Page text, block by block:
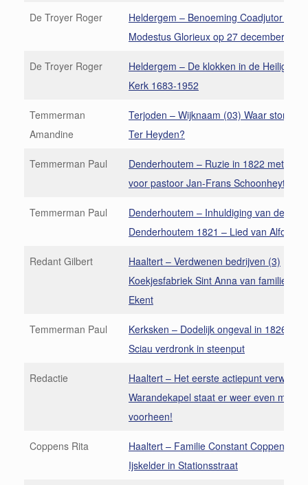
De Troyer Roger
Heldergem – Benoeming Coadjutor
Modestus Glorieux op 27 december
De Troyer Roger
Heldergem – De klokken in de Heilige
Kerk 1683-1952
Temmerman
Amandine
Terjoden – Wijknaam (03) Waar stond
Ter Heyden?
Temmerman Paul
Denderhoutem – Ruzie in 1822 met
voor pastoor Jan-Frans Schoonheyt (2)
Temmerman Paul
Denderhoutem – Inhuldiging van de
Denderhoutem 1821 – Lied van Alfons
Redant Gilbert
Haaltert – Verdwenen bedrijven (3)
Koekjesfabriek Sint Anna van familie
Ekent
Temmerman Paul
Kerksken – Dodelijk ongeval in 1826,
Sciau verdronk in steenput
Redactie
Haaltert – Het eerste actiepunt
Warandekapel staat er weer even mooi
voorheen!
Coppens Rita
Haaltert – Familie Constant Coppens-De
Ijskelder in Stationsstraat